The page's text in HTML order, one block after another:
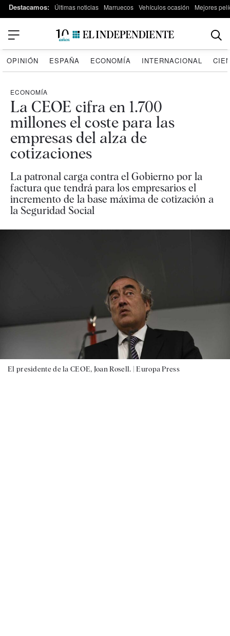
Destacamos: Últimas noticias Marruecos Vehículos ocasión Mejores
OPINIÓN ESPAÑA ECONOMÍA INTERNACIONAL
ECONOMÍA
La CEOE cifra en 1.700
millones el coste para las
empresas del alza de
cotizaciones
La patronal carga contra el Gobierno por la
factura que tendrá para los empresarios el
incremento de la base máxima de cotización a
la Seguridad Social
El presidente de la CEOE, Joan Rosell. |Europa Press